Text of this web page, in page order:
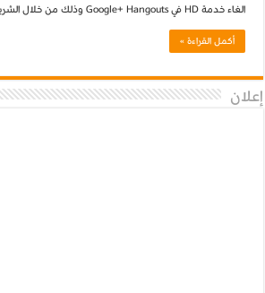
الغاء خدمة HD في Google+ Hangouts وذلك من خلال الشريط العلوي في اليمين …
أكمل القراءة »
إعلان